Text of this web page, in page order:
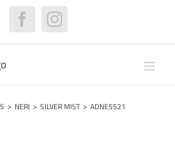
FacebookInstagram
> NERI > SILVER MIST > ADNE5521